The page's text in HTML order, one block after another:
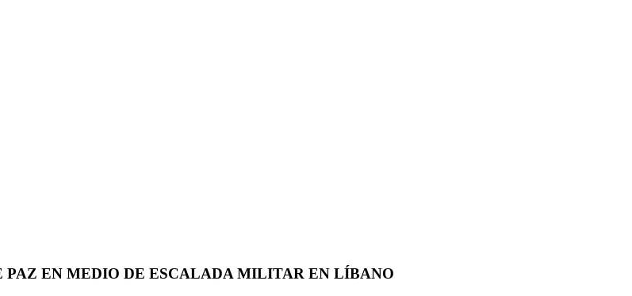
PAZ EN MEDIO DE ESCALADA MILITAR EN LÍBANO